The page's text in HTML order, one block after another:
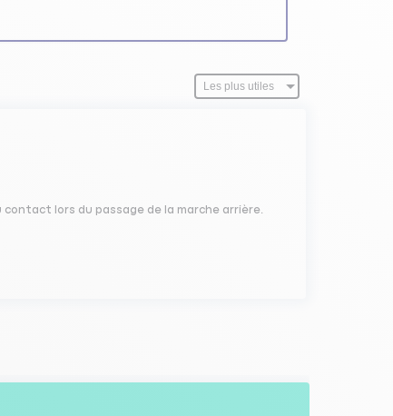
lors du passage de la marche arrière.